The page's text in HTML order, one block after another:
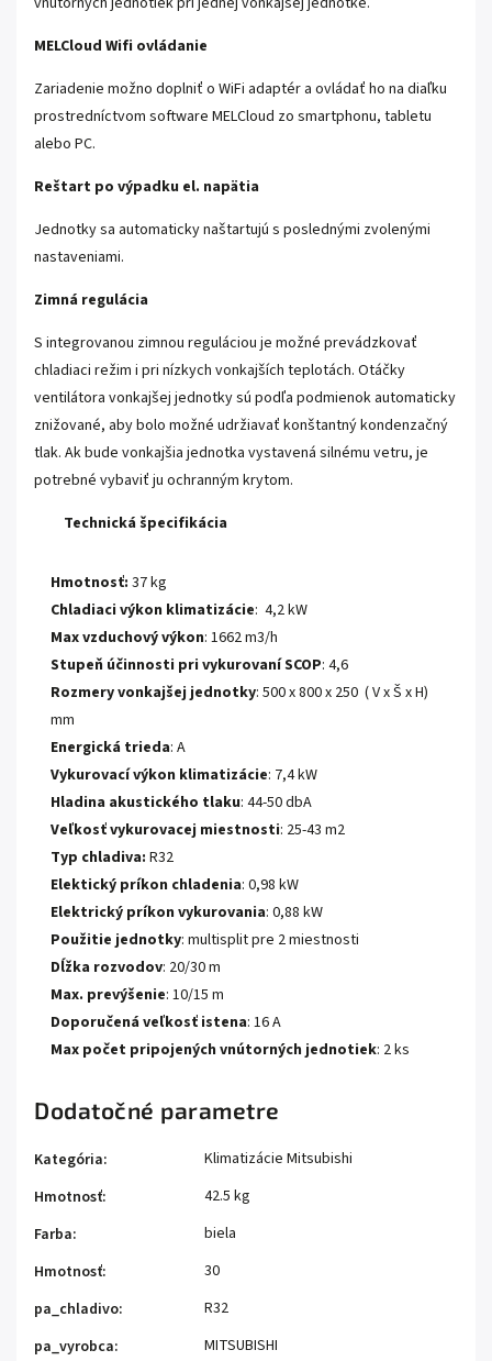
MELCloud Wifi ovládanie
Zariadenie možno doplniť o WiFi adaptér a ovládať ho na diaľku
prostredníctvom software MELCloud zo smartphonu, tabletu
alebo PC.
Reštart po výpadku el. napätia
Jednotky sa automaticky naštartujú s poslednými zvolenými
nastaveniami.
Zimná regulácia
S integrovanou zimnou reguláciou je možné prevádzkovať
chladiaci režim i pri nízkych vonkajších teplotách. Otáčky
ventilátora vonkajšej jednotky sú podľa podmienok automaticky
znižované, aby bolo možné udržiavať konštantný kondenzačný
tlak. Ak bude vonkajšia jednotka vystavená silnému vetru, je
potrebné vybaviť ju ochranným krytom.
Technická špecifikácia
Hmotnosť: 37 kg
Chladiaci výkon klimatizácie: 4,2 kW
Max vzduchový výkon: 1662 m3/h
Stupeň účinnosti pri vykurovaní SCOP: 4,6
Rozmery vonkajšej jednotky: 500 x 800 x 250 ( V x Š x H)
mm
Energická trieda: A
Vykurovací výkon klimatizácie: 7,4 kW
Hladina akustického tlaku: 44-50 dbA
Veľkosť vykurovacej miestnosti: 25-43 m2
Typ chladiva: R32
Elektický príkon chladenia: 0,98 kW
Elektrický príkon vykurovania: 0,88 kW
Použitie jednotky: multisplit pre 2 miestnosti
Dĺžka rozvodov: 20/30 m
Max. prevýšenie: 10/15 m
Doporučená veľkosť istena: 16 A
Max počet pripojených vnútorných jednotiek: 2 ks
Dodatočné parametre
Kategória:
Klimatizácie Mitsubishi
Hmotnosť:
42.5 kg
Farba:
biela
Hmotnosť:
30
pa_chladivo:
R32
pa_vyrobca:
MITSUBISHI